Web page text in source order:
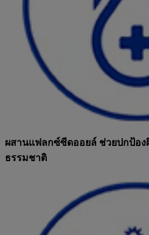
ผสานแฟลกซ์ซีดออยล์ ช่วยปกป้อง
ธรรมชาติ